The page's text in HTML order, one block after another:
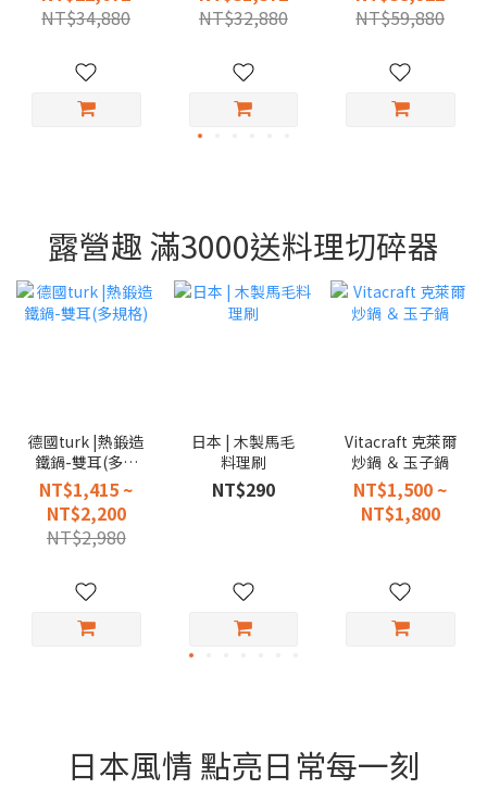
寸）
NT$34,880
NT$32,880
（多尺寸）
NT$59,880
露營趣 滿3000送料理切碎器
德國turk |熱鍛造
鐵鍋-雙耳(多規
格)
NT$1,415 ~
NT$2,200
NT$2,980
日本 | 木製馬毛
料理刷
NT$290
Vitacraft 克萊爾
炒鍋 ＆ 玉子鍋
NT$1,500 ~
NT$1,800
日本風情 點亮日常每一刻